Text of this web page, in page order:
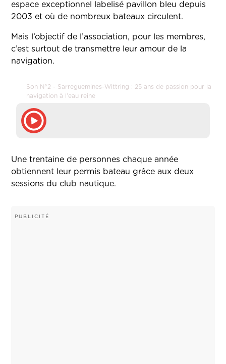
espace exceptionnel labelisé pavillon bleu depuis
2003 et où de nombreux bateaux circulent.
Mais l’objectif de l’association, pour les membres,
c’est surtout de transmettre leur amour de la
navigation.
Son N°2 - Sarreguemines-Wittring : 25 ans de passion pour la
navigation à l'eau reine
Une trentaine de personnes chaque année
obtiennent leur permis bateau grâce aux deux
sessions du club nautique.